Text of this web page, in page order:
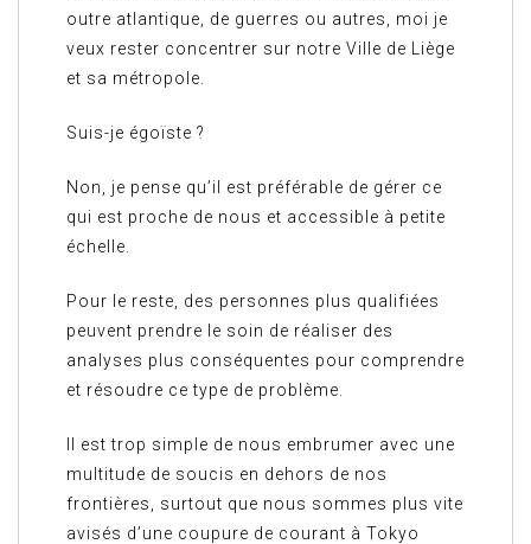
outre atlantique, de guerres ou autres, moi je
veux rester concentrer sur notre Ville de Liège
et sa métropole.
Suis-je égoïste ?
Non, je pense qu’il est préférable de gérer ce
qui est proche de nous et accessible à petite
échelle.
Pour le reste, des personnes plus qualifiées
peuvent prendre le soin de réaliser des
analyses plus conséquentes pour comprendre
et résoudre ce type de problème.
Il est trop simple de nous embrumer avec une
multitude de soucis en dehors de nos
frontières, surtout que nous sommes plus vite
avisés d’une coupure de courant à Tokyo